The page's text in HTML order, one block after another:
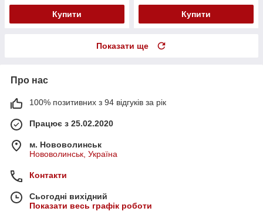
Купити Купити
Показати ще
Про нас
100% позитивних з 94 відгуків за рік
Працює з 25.02.2020
м. Нововолинськ
Нововолинськ, Україна
Контакти
Сьогодні вихідний
Показати весь графік роботи